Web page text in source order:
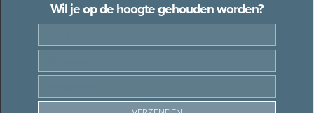
Wil je op de hoogte gehouden worden?